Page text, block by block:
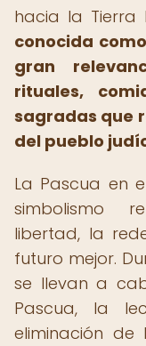
hacia la Tierra
conocida
gran
rituales,
sagradas que
del pueblo
La Pascua en
simbolismo
libertad, la
futuro mejor.
se llevan a
Pascua, la
eliminación